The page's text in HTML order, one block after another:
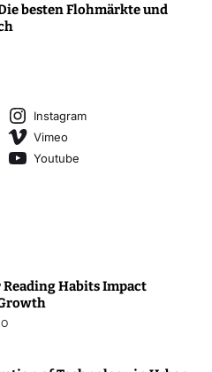
besten Flohmärkte und
Instagram
Vimeo
Youtube
Habits Impact